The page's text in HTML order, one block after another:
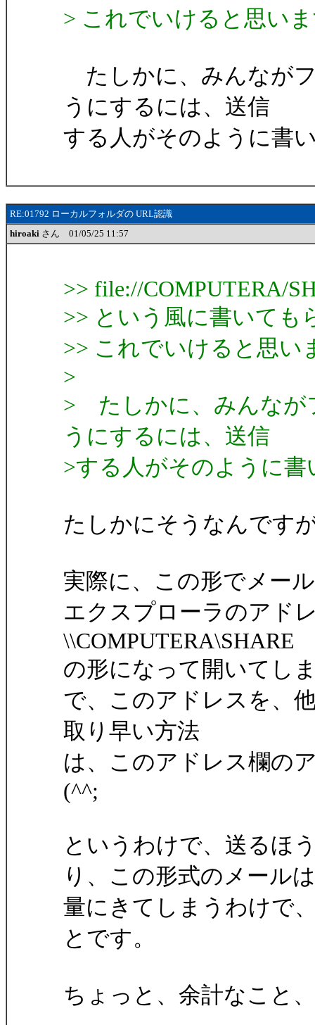
> これでいけると思い
たしかに、みんなが
うにするには、送信
する人がそのように書
RE:01792 ローカルフォルダの URL認識
hiroaki さん 01/05/25 11:57
>> file://COMPUTERA/
>> という風に書いても
>> これでいけると思い
>
> たしかに、みんなが
うにするには、送信
>する人がそのように
たしかにそうなんです
実際に、この形でメー
エクスプローラのアド
\\COMPUTERA\SHARE
の形になって開いてし
で、このアドレスを、
取り早い方法
は、このアドレス欄の
(^^;
というわけで、送るほ
り、この形式のメール
量にきてしまうわけで
とです。
ちょっと、余計なこと